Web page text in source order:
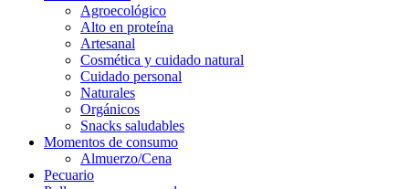
Agroecológico
Alto en proteína
Artesanal
Cosmética y cuidado natural
Cuidado personal
Naturales
Orgánicos
Snacks saludables
Momentos de consumo
Almuerzo/Cena
Pecuario